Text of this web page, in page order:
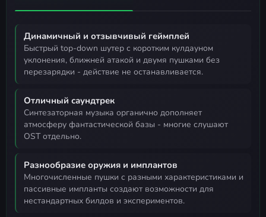
Динамичный и отзывчивый геймплей
быстрый top-down шутер с коротким кулдауном
уклонения, ближней атакой и двумя пушками без
перезарядки - действие не останавливается.
Отличный саундтрек
синтезаторная музыка органично дополняет
атмосферу фантастической базы - многие слушают
OST отдельно.
Разнообразие оружия и имплантов
многочисленные пушки с разными характеристиками и
пассивные импланты создают возможности для
нестандартных билдов и экспериментов.